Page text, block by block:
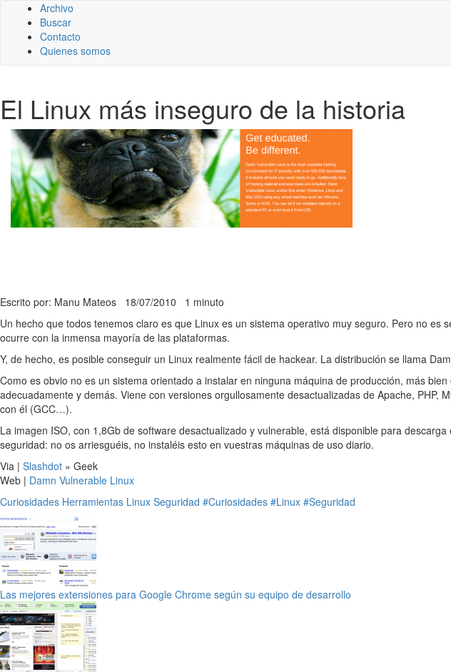
Archivo
Buscar
Contacto
Quienes somos
El Linux más inseguro de la historia
Escrito por: Manu Mateos 18/07/2010 1 minuto
Un hecho que todos tenemos claro es que Linux es un sistema operativo muy seguro. Pero no
ocurre con la inmensa mayoría de las plataformas.
Y, de hecho, es posible conseguir un Linux realmente fácil de hackear. La distribución se llama
Como es obvio no es un sistema orientado a instalar en ninguna máquina de producción, más
adecuadamente y demás. Viene con versiones orgullosamente desactualizadas de Apache,
con él (GCC…).
La imagen ISO, con 1,8Gb de software desactualizado y vulnerable, está disponible para
seguridad: no os arriesguéis, no instaléis esto en vuestras máquinas de uso diario.
Via | Slashdot » Geek
Web | Damn Vulnerable Linux
Curiosidades Herramientas Linux Seguridad #Curiosidades #Linux #Seguridad
Las mejores extensiones para Google Chrome según su equipo de desarrollo